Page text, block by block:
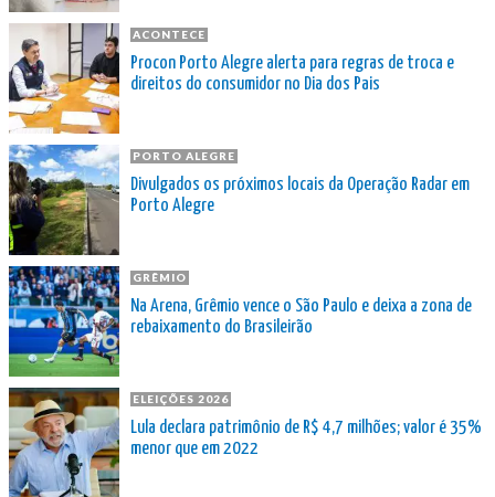
ACONTECE
Procon Porto Alegre alerta para regras de troca e
direitos do consumidor no Dia dos Pais
PORTO ALEGRE
Divulgados os próximos locais da Operação Radar em
Porto Alegre
GRÊMIO
Na Arena, Grêmio vence o São Paulo e deixa a zona de
rebaixamento do Brasileirão
ELEIÇÕES 2026
Lula declara patrimônio de R$ 4,7 milhões; valor é 35%
menor que em 2022